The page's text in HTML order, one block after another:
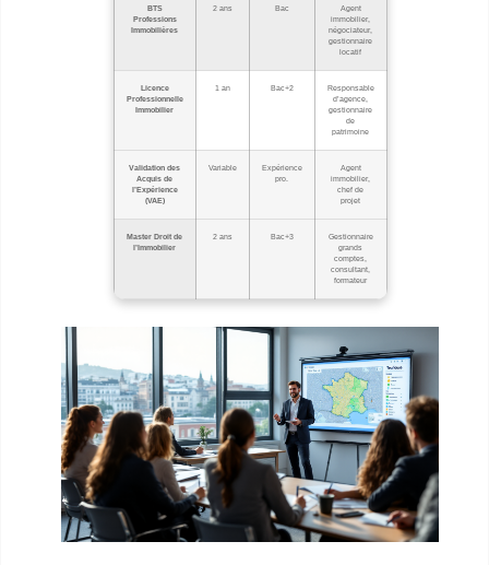
BTS
Professions
Immobilières
2 ans Bac
Agent
immobilier,
négociateur,
gestionnaire
locatif
Licence
Professionnelle
Immobilier
1 an Bac+2
Responsable
d’agence,
gestionnaire
de
patrimoine
Validation des
Acquis de
l’Expérience
(VAE)
Variable
Expérience
pro.
Agent
immobilier,
chef de
projet
Master Droit de
l’Immobilier
2 ans Bac+3
Gestionnaire
grands
comptes,
consultant,
formateur